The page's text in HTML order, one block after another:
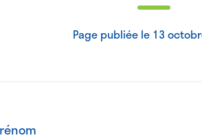
Page publiée le 13